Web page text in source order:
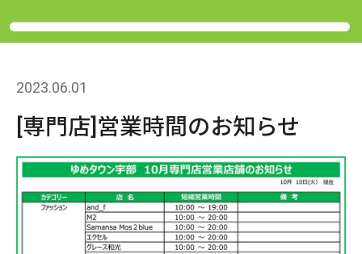
2023.06.01
[専門店]営業時間のお知らせ